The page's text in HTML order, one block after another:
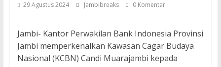
29 Agustus 2024 Jambibreaks 0 Komentar
Jambi- Kantor Perwakilan Bank Indonesia Provinsi
Jambi memperkenalkan Kawasan Cagar Budaya
Nasional (KCBN) Candi Muarajambi kepada